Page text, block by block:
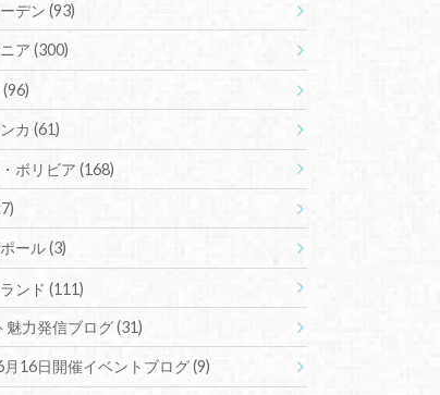
デン (93)
ア (300)
(96)
カ (61)
ボリビア (168)
ール(3)
ンド (111)
魅力発信ブログ(31)
月16日開催イベントブログ(9)